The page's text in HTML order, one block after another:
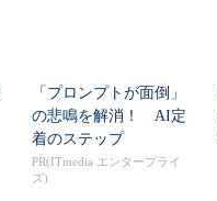
「プロンプトが面倒」
の悲鳴を解消！ AI定
着のステップ
PR(ITmedia エンタープライ
ズ)